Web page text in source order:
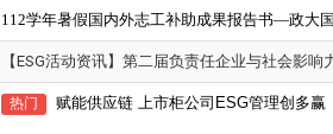
112学年暑假国内外志工补助成果报告书—政大
【ESG活动资讯】第二届负责任企业与社会影
热门 赋能供应链 上市柜公司ESG管理创多赢